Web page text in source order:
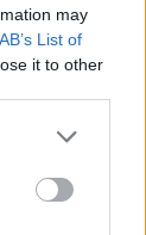
may
List of
it to other